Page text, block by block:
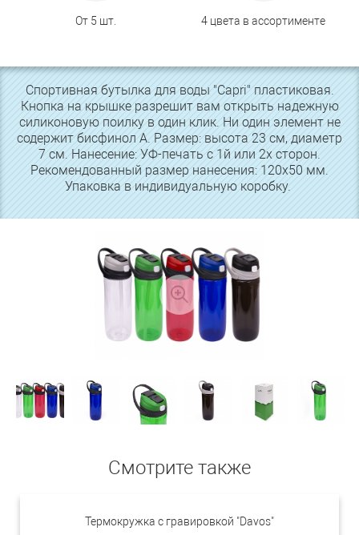
От 5 шт. 4 цвета в ассортименте
Спортивная бутылка для воды "Capri" пластиковая.
Кнопка на крышке разрешит вам открыть надежную
силиконовую поилку в один клик. Ни один элемент не
содержит бисфинол А. Размер: высота 23 см, диаметр
7 см. Нанесение: УФ-печать с 1й или 2х сторон.
Рекомендованный размер нанесения: 120х50 мм.
Упаковка в индивидуальную коробку.
Смотрите также
Термокружка с гравировкой "Davos"